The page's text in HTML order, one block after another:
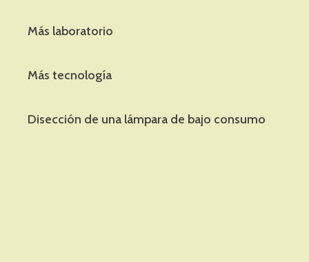
Más laboratorio
Más tecnología
Disección de una lámpara de bajo consumo